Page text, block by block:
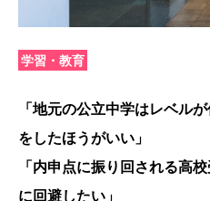
学習・教育
「地元の公立中学はレベル
をしたほうがいい」
「内申点に振り回される高
に回避したい」